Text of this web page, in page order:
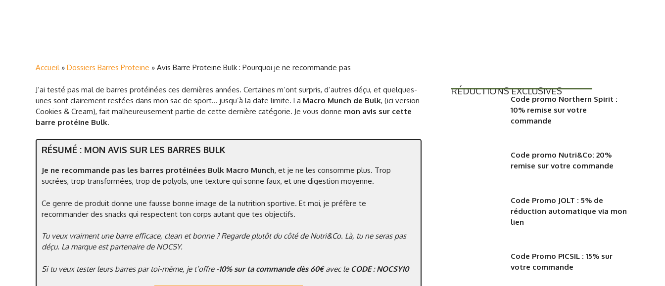
Accueil» Dossiers Barres Proteine » Avis Barre Proteine Bulk : Pourquoi je ne recommande pas
J’ai testé pas mal de barres protéinées ces dernières années. Certaines m’ont surpris, d’autres déçu, et quelques-
unes sont clairement restées dans mon sac de sport… jusqu’à la date limite. La Macro Munch de Bulk, (ici version
Cookies & Cream), fait malheureusement partie de cette dernière catégorie. Je vous donne mon avis sur cette
barre protéine Bulk.
RÉSUMÉ : MON AVIS SUR LES BARRES BULK
Je ne recommande pas les barres protéinées Bulk Macro Munch, et je ne les consomme plus. Trop
sucrées, trop transformées, trop de polyols, une texture qui sonne faux, et une digestion moyenne.
Ce genre de produit donne une fausse bonne image de la nutrition sportive. Et moi, je préfère te
recommander des snacks qui respectent ton corps autant que tes objectifs.
Tu veux vraiment une barre efficace, clean et bonne ? Regarde plutôt du côté de Nutri&Co. Là, tu ne seras pas
déçu. La marque est partenaire de NOCSY.
Si tu veux tester leurs barres par toi-même, je t’offre -10% sur ta commande dès 60€avec le CODE : NOCSY10
RÉDUCTIONS EXCLUSIVES
Code promo Northern Spirit :
10% remise sur votre
commande
Code promo Nutri&Co: 20%
remise sur votre commande
Code Promo JOLT : 5% de
réduction automatique via mon
lien
Code Promo PICSIL : 15% sur
votre commande